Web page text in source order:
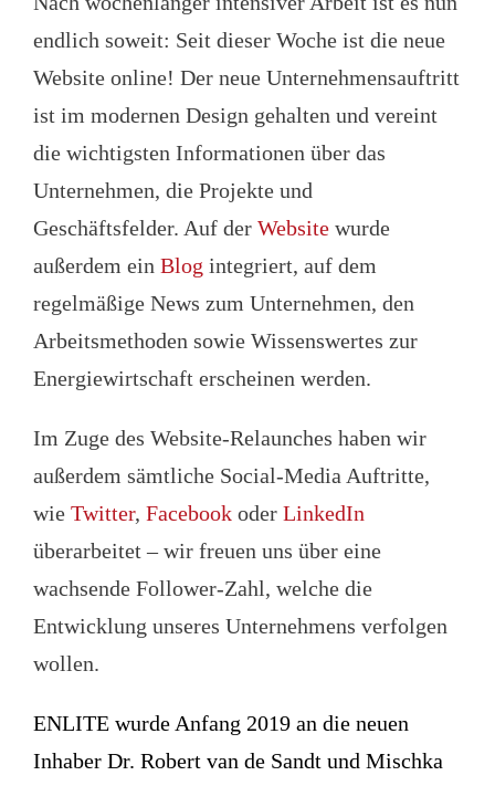
endlich soweit: Seit dieser Woche ist die neue
Website online! Der neue Unternehmensauftritt
ist im modernen Design gehalten und vereint
die wichtigsten Informationen über das
Unternehmen, die Projekte und
Geschäftsfelder. Auf der Website wurde
außerdem ein Blog integriert, auf dem
regelmäßige News zum Unternehmen, den
Arbeitsmethoden sowie Wissenswertes zur
Energiewirtschaft erscheinen werden.
Im Zuge des Website-Relaunches haben wir
außerdem sämtliche Social-Media Auftritte,
wie Twitter, Facebook oder LinkedIn
überarbeitet – wir freuen uns über eine
wachsende Follower-Zahl, welche die
Entwicklung unseres Unternehmens verfolgen
wollen.
ENLITE wurde Anfang 2019 an die neuen
Inhaber Dr. Robert van de Sandt und Mischka